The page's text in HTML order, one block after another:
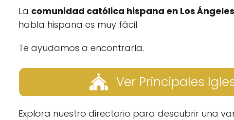
La comunidad católica hispana en Los Ángeles
habla hispana es muy fácil.
Te ayudamos a encontrarla.
Ver Principales
Explora nuestro directorio para descubrir una